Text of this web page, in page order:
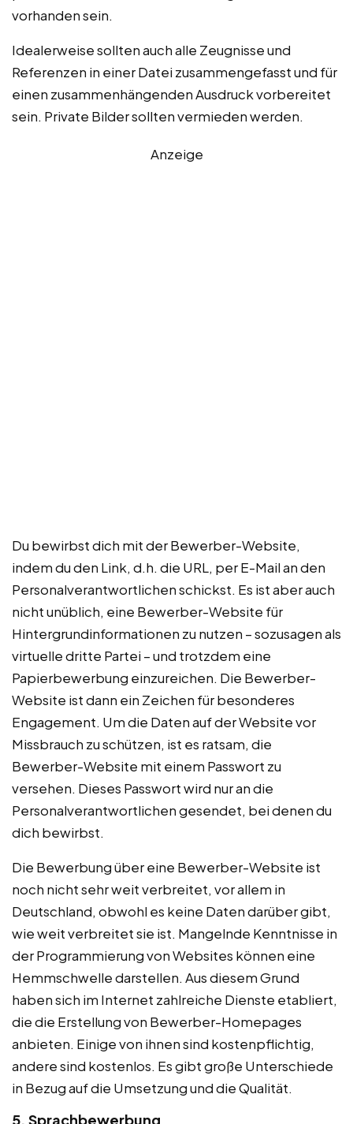
vorhanden sein.
Idealerweise sollten auch alle Zeugnisse und
Referenzen in einer Datei zusammengefasst und für
einen zusammenhängenden Ausdruck vorbereitet
sein. Private Bilder sollten vermieden werden.
Anzeige
Du bewirbst dich mit der Bewerber-Website,
indem du den Link, d.h. die URL, per E-Mail an den
Personalverantwortlichen schickst. Es ist aber auch
nicht unüblich, eine Bewerber-Website für
Hintergrundinformationen zu nutzen – sozusagen als
virtuelle dritte Partei – und trotzdem eine
Papierbewerbung einzureichen. Die Bewerber-
Website ist dann ein Zeichen für besonderes
Engagement. Um die Daten auf der Website vor
Missbrauch zu schützen, ist es ratsam, die
Bewerber-Website mit einem Passwort zu
versehen. Dieses Passwort wird nur an die
Personalverantwortlichen gesendet, bei denen du
dich bewirbst.
Die Bewerbung über eine Bewerber-Website ist
noch nicht sehr weit verbreitet, vor allem in
Deutschland, obwohl es keine Daten darüber gibt,
wie weit verbreitet sie ist. Mangelnde Kenntnisse in
der Programmierung von Websites können eine
Hemmschwelle darstellen. Aus diesem Grund
haben sich im Internet zahlreiche Dienste etabliert,
die die Erstellung von Bewerber-Homepages
anbieten. Einige von ihnen sind kostenpflichtig,
andere sind kostenlos. Es gibt große Unterschiede
in Bezug auf die Umsetzung und die Qualität.
5. Sprachbewerbung